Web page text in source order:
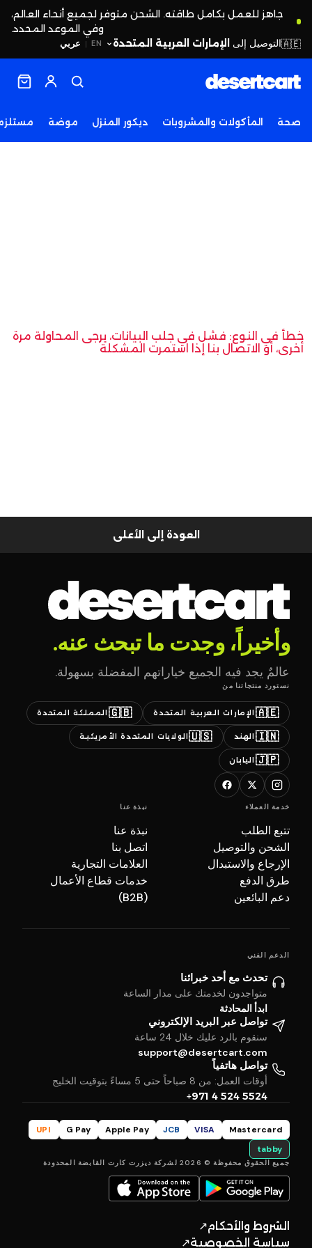
جاهز للعمل بكامل طاقته. الشحن متوفر لجميع أنحاء العالم،
وفي الموعد المحدد.
EN
| عربي 🇦🇪التوصيل إلى الإمارات العربية المتحدة
صحة المأكولات والمشروبات ديكور المنزل موضة
خطأ في النوع: فشل في جلب البيانات، يرجى المحاولة مرة
أخرى، أو الاتصال بنا إذا استمرت المشكلة
العودة إلى الأعلى
وأخيراً، وجدت ما تبحث عنه.
عالمٌ يجد فيه الجميع خياراتهم المفضلة بسهولة.
نستورد منتجاتنا من
🇦🇪 الإمارات العربية المتحدة 🇬🇧 المملكة المتحدة
🇮🇳 الهند 🇺🇸الولايات المتحدة الأمريكية
🇯🇵 اليابان
خدمة العملاء
تتبع الطلب
الشحن والتوصيل
الإرجاع والاستبدال
طرق الدفع
دعم البائعين
نبذة عنا
نبذة عنا
اتصل بنا
العلامات التجارية
خدمات قطاع الأعمال
(B2B)
الدعم الفني
تحدث مع أحد خبرائنا
متواجدون لخدمتك على مدار الساعة
ابدأ المحادثة
تواصل عبر البريد الإلكتروني
سنقوم بالرد عليك خلال 24 ساعة
support@desertcart.com
تواصل هاتفياً
أوقات العمل: من 8 صباحاً حتى 5 مساءً بتوقيت الخليج
+971 4 524 5524
Mastercard
VISA
JCB
Apple Pay
G Pay
UPI
tabby
جميع الحقوق محفوظة © 2026 لشركة ديزرت كارت القابضة المحدودة
الشروط والأحكام↗
سياسة الخصوصية↗